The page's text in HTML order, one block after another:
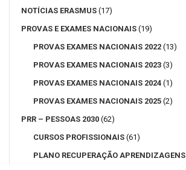
NOTÍCIAS ERASMUS (17)
PROVAS E EXAMES NACIONAIS (19)
PROVAS EXAMES NACIONAIS 2022 (13)
PROVAS EXAMES NACIONAIS 2023 (3)
PROVAS EXAMES NACIONAIS 2024 (1)
PROVAS EXAMES NACIONAIS 2025 (2)
PRR – PESSOAS 2030 (62)
CURSOS PROFISSIONAIS (61)
PLANO RECUPERAÇÃO APRENDIZAGENS